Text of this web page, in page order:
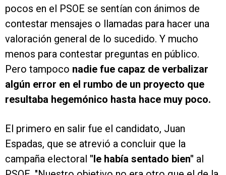
pocos en el PSOE se sentían con ánimos de
contestar mensajes o llamadas para hacer una
valoración general de lo sucedido. Y mucho
menos para contestar preguntas en público.
Pero tampoco nadie fue capaz de verbalizar
algún error en el rumbo de un proyecto que
resultaba hegemónico hasta hace muy poco.
El primero en salir fue el candidato, Juan
Espadas, que se atrevió a concluir que la
campaña electoral "le había sentado bien" al